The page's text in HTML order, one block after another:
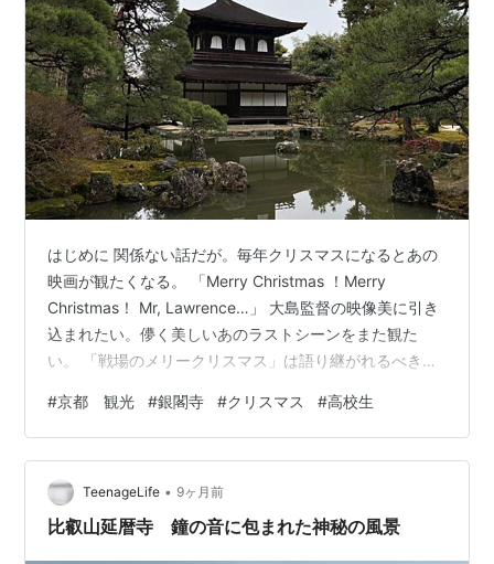
はじめに 関係ない話だが。毎年クリスマスになるとあの
映画が観たくなる。 「Merry Christmas ！Merry
Christmas！ Mr, Lawrence…」 大島監督の映像美に引き
込まれたい。儚く美しいあのラストシーンをまた観た
い。 「戦場のメリークリスマス」は語り継がれるべき名
一さんの追悼になる気がする。 今年も観よう。 …と、こ
んな序文を書いたが、もちろん今回もお寺回だ。 しかも
なんとクリスマスイブに行った。ついにここまで来てし
まったかという感じ だが、別にトガりたいわけではな
い。そういうクリスマスがあってもいいと思って の…
#京都 観光 #銀閣寺 #クリスマス #高校生
TeenageLife • 9ヶ月前
比叡山延暦寺 鐘の音に包まれた神秘の風景